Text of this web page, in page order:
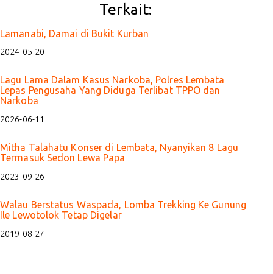
Terkait:
Lamanabi, Damai di Bukit Kurban
2024-05-20
Lagu Lama Dalam Kasus Narkoba, Polres Lembata
Lepas Pengusaha Yang Diduga Terlibat TPPO dan
Narkoba
2026-06-11
Mitha Talahatu Konser di Lembata, Nyanyikan 8 Lagu
Termasuk Sedon Lewa Papa
2023-09-26
Walau Berstatus Waspada, Lomba Trekking Ke Gunung
Ile Lewotolok Tetap Digelar
2019-08-27